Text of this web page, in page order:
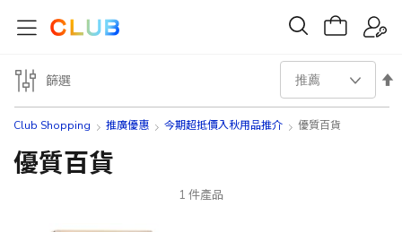
Club Shopping 推廣優惠 今期超抵價入秋用品推介 優質百貨
優質百貨
1 件產品
設
篩選